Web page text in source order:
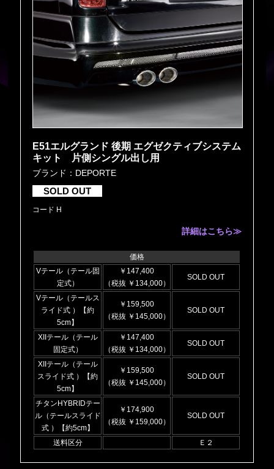
E51エルグランド 後期 エグゼクティブシステム
キット 片側シングル出し用
ブランド：DEPORTE
SOLD OUT
コード H
詳細はこちら≫
価格
Vテール（テール固
定式）
￥147,400
（税抜 ￥134,000）
SOLD OUT
Vテール（テールス
ライド式 ）【約
5cm】
￥159,500
（税抜 ￥145,000）
SOLD OUT
XIIテール（テール
固定式）
￥147,400
（税抜 ￥134,000）
SOLD OUT
XIIテール（テール
スライド式 ）【約
5cm】
￥159,500
（税抜 ￥145,000）
SOLD OUT
チタンHYBRIDテー
ル（テールスライド
式 ）【約5cm】
￥174,900
（税抜 ￥159,000）
SOLD OUT
送料区分 Ｅ２